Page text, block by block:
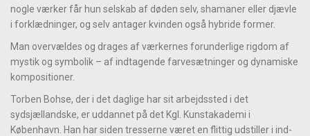
nogle værker får hun selskab af døden selv, shamaner eller djævle
i forklædninger, og selv antager kvinden også hybride former.
Man overvældes og drages af værkernes forunderlige rigdom af
mystik og symbolik – af indtagende farvesætninger og dynamiske
kompositioner.
Torben Bohse, der i det daglige har sit arbejdssted i det
sydsjællandske, er uddannet på det Kgl. Kunstakademi i
København. Han har siden tresserne været en flittig udstiller i ind-